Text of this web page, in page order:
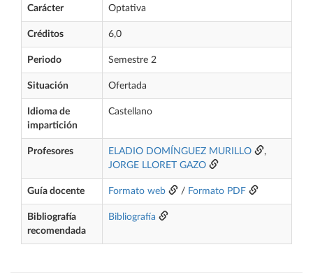
Carácter Optativa
Créditos 6,0
Periodo Semestre 2
Situación Ofertada
Idioma de
impartición
Castellano
Profesores ELADIO DOMÍNGUEZ MURILLO
,
JORGE LLORET GAZO
Guía docente Formato web / Formato PDF
Bibliografía
recomendada
Bibliografía